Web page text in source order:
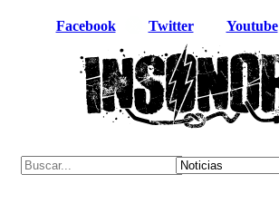
Facebook Twitter Youtube